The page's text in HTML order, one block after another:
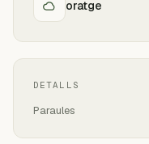
oratge
DETALLS
Paraules